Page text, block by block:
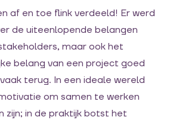
af en toe flink verdeeld! Er werd
de uiteenlopende belangen
maar ook het
belang van een project goed
terug. In een ideale wereld
om samen te werken
zijn; in de praktijk botst het